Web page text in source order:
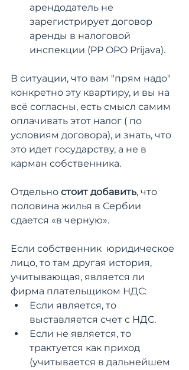
арендодатель не
зарегистрирует договор
аренды в налоговой
инспекции (PP OPO Prijava).
В ситуации, что вам "прям надо"
конкретно эту квартиру, и вы на
всё согласны, есть смысл самим
оплачивать этот налог ( по
условиям договора), и знать, что
это идет государству, а не в
карман собственника.
Отдельно стоит добавить, что
половина жилья в Сербии
сдается «в черную».
Если собственник  юридическое
лицо, то там другая история,
учитывающая, является ли
фирма плательщиком НДС:
Если является, то
выставляется счет с НДС.
Если не является, то
трактуется как приход
(учитывается в дальнейшем